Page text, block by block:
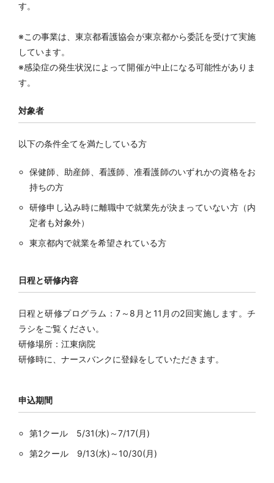
す。
※この事業は、東京都看護協会が東京都から委託を受けて実施
しています。
※感染症の発生状況によって開催が中止になる可能性がありま
す。
対象者
以下の条件全てを満たしている方
保健師、助産師、看護師、准看護師のいずれかの資格をお
持ちの方
研修申し込み時に離職中で就業先が決まっていない方（内
定者も対象外）
東京都内で就業を希望されている方
日程と研修内容
日程と研修プログラム：7～8月と11月の2回実施します。チ
ラシをご覧ください。
研修場所：江東病院
研修時に、ナースバンクに登録をしていただきます。
申込期間
第1クール 5/31(水)～7/17(月)
第2クール 9/13(水)～10/30(月)